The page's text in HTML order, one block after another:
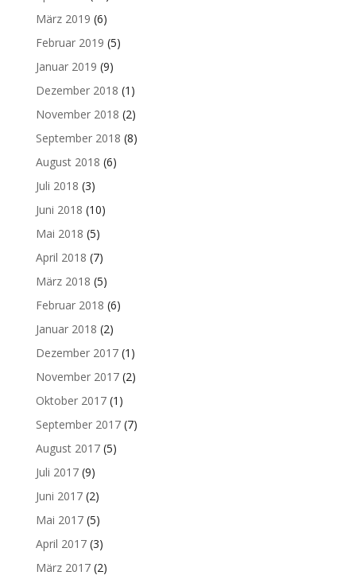
März 2019 (6)
Februar 2019 (5)
Januar 2019 (9)
Dezember 2018 (1)
November 2018 (2)
September 2018 (8)
August 2018 (6)
Juli 2018 (3)
Juni 2018 (10)
Mai 2018 (5)
April 2018 (7)
März 2018 (5)
Februar 2018 (6)
Januar 2018 (2)
Dezember 2017(1)
November 2017(2)
Oktober 2017(1)
September 2017(7)
August 2017(5)
Juli 2017(9)
Juni 2017(2)
Mai 2017(5)
April 2017(3)
März 2017(2)